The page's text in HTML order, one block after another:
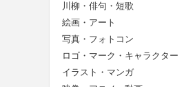
川柳・俳句・短歌
絵画・アート
写真・フォトコン
ロゴ・マーク・キャラクター
イラスト・マンガ